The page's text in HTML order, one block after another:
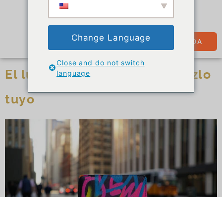
TIENDA
El lujo es como un lienzo: hazlo
tuyo
Change Language
Close and do not switch
language